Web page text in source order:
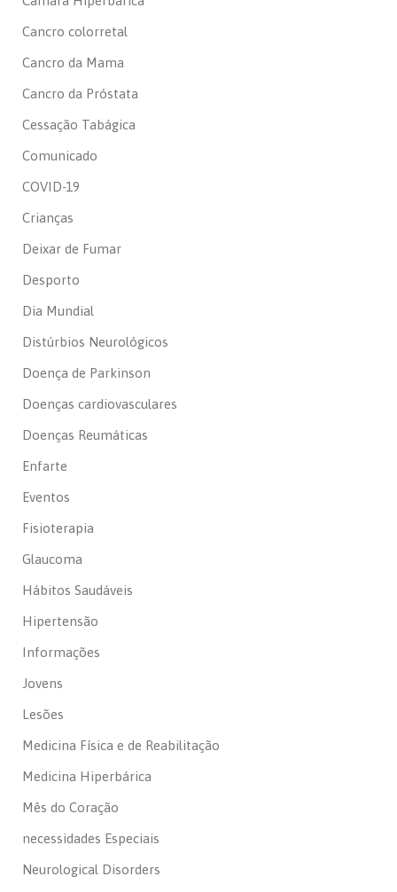
Cancro colorretal
Cancro da Mama
Cancro da Próstata
Cessação Tabágica
Comunicado
COVID-19
Crianças
Deixar de Fumar
Desporto
Dia Mundial
Distúrbios Neurológicos
Doença de Parkinson
Doenças cardiovasculares
Doenças Reumáticas
Enfarte
Eventos
Fisioterapia
Glaucoma
Hábitos Saudáveis
Hipertensão
Informações
Jovens
Lesões
Medicina Física e de Reabilitação
Medicina Hiperbárica
Mês do Coração
necessidades Especiais
Neurological Disorders